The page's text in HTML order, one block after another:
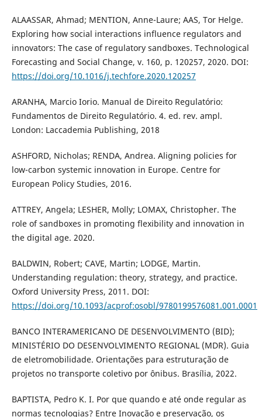
ALAASSAR, Ahmad; MENTION, Anne-Laure; AAS, Tor Helge.
Exploring how social interactions influence regulators and
innovators: The case of regulatory sandboxes. Technological
Forecasting and Social Change, v. 160, p. 120257, 2020. DOI:
https://doi.org/10.1016/j.techfore.2020.120257
ARANHA, Marcio Iorio. Manual de Direito Regulatório:
Fundamentos de Direito Regulatório. 4. ed. rev. ampl.
London: Laccademia Publishing, 2018
ASHFORD, Nicholas; RENDA, Andrea. Aligning policies for
low-carbon systemic innovation in Europe. Centre for
European Policy Studies, 2016.
ATTREY, Angela; LESHER, Molly; LOMAX, Christopher. The
role of sandboxes in promoting flexibility and innovation in
the digital age. 2020.
BALDWIN, Robert; CAVE, Martin; LODGE, Martin.
Understanding regulation: theory, strategy, and practice.
Oxford University Press, 2011. DOI:
https://doi.org/10.1093/acprof:osobl/9780199576081.001.0001
BANCO INTERAMERICANO DE DESENVOLVIMENTO (BID);
MINISTÉRIO DO DESENVOLVIMENTO REGIONAL (MDR). Guia
de eletromobilidade. Orientações para estruturação de
projetos no transporte coletivo por ônibus. Brasília, 2022.
BAPTISTA, Pedro K. I. Por que quando e até onde regular as
normas tecnologias? Entre Inovação e preservação, os